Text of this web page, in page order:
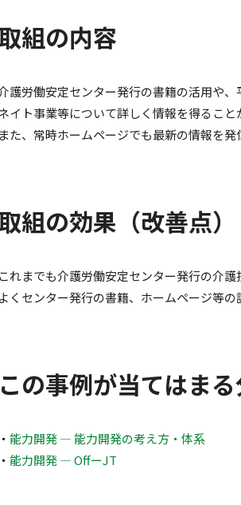
組の内容
護労働安定センター発行の書籍の活用や
イト事業等について詳しく情報を得ること
また、常時ホームページでも最新の情報を
組の効果（改善点）
これまでも介護労働安定センター発行の介
よくセンター発行の書籍、ホームページ等の
この事例が当てはま
能力開発 ― 能力開発の考え方・体系
能力開発 ― OffーJT